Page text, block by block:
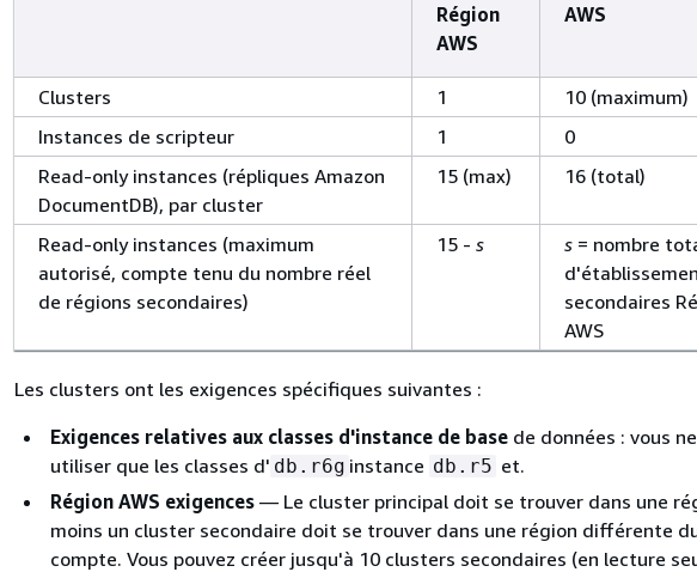
Région
AWS
AWS
Clusters 1
10 (maximum)
Instances de scripteur
1
0
Read-only instances (répliques Amazon
DocumentDB), par cluster
15 (max) 16 (total)
Read-only instances (maximum
autorisé, compte tenu du nombre réel
de régions secondaires)
15 - s s = nombre
secondaires
AWS
Les clusters ont les exigences spécifiques suivantes :
Exigences relatives aux classes d'instance de base de données : vous
utiliser que les classes d' db.r6g instance db.r5 et.
Région AWS exigences — Le cluster principal doit se trouver dans une
moins un cluster secondaire doit se trouver dans une région différente
compte. Vous pouvez créer jusqu'à 10 clusters secondaires (en lecture